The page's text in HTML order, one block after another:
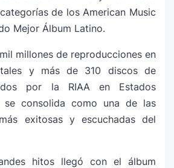
nominación a los Latin
de los American Music
Mejor Álbum Latino.
millones de reproducciones en
y más de 310 discos de
por la RIAA en Estados
se consolida como una de las
exitosas y escuchadas del
hitos llegó con el álbum